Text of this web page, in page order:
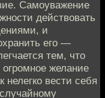
Самоуважение
действовать
и
его —
тем, что
желание
нелегко вести себя